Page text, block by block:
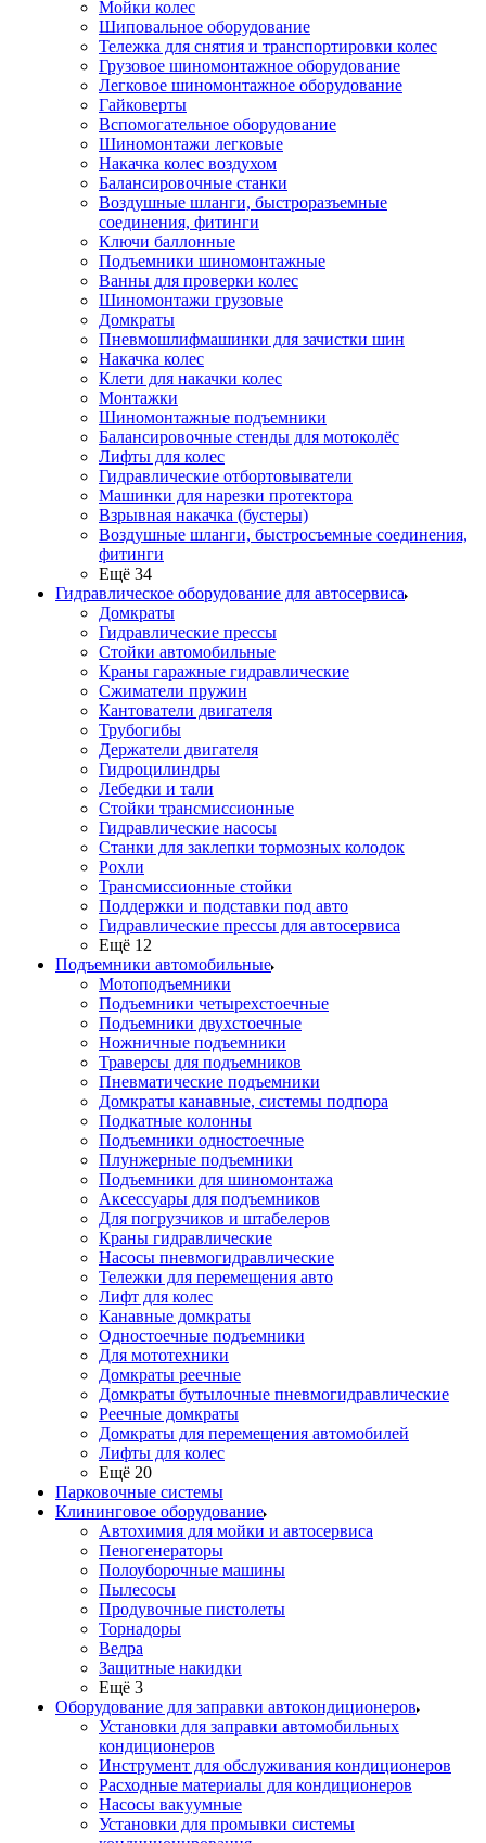
Мойки колес
Шиповальное оборудование
Тележка для снятия и транспортировки колес
Грузовое шиномонтажное оборудование
Легковое шиномонтажное оборудование
Гайковерты
Вспомогательное оборудование
Шиномонтажи легковые
Накачка колес воздухом
Балансировочные станки
Воздушные шланги, быстроразъемные
соединения, фитинги
Ключи баллонные
Подъемники шиномонтажные
Ванны для проверки колес
Шиномонтажи грузовые
Домкраты
Пневмошлифмашинки для зачистки шин
Накачка колес
Клети для накачки колес
Монтажки
Шиномонтажные подъемники
Балансировочные стенды для мотоколёс
Лифты для колес
Гидравлические отбортовыватели
Машинки для нарезки протектора
Взрывная накачка (бустеры)
Воздушные шланги, быстросъемные соединения,
фитинги
Ещё 34
Гидравлическое оборудование для автосервиса
Домкраты
Гидравлические прессы
Стойки автомобильные
Краны гаражные гидравлические
Сжиматели пружин
Кантователи двигателя
Трубогибы
Держатели двигателя
Гидроцилиндры
Лебедки и тали
Стойки трансмиссионные
Гидравлические насосы
Cтанки для заклепки тормозных колодок
Рохли
Трансмиссионные стойки
Поддержки и подставки под авто
Гидравлические прессы для автосервиса
Ещё 12
Подъемники автомобильные
Мотоподъемники
Подъемники четырехстоечные
Подъемники двухстоечные
Ножничные подъемники
Траверсы для подъемников
Пневматические подъемники
Домкраты канавные, системы подпора
Подкатные колонны
Подъемники одностоечные
Плунжерные подъемники
Подъемники для шиномонтажа
Аксессуары для подъемников
Для погрузчиков и штабелеров
Краны гидравлические
Насосы пневмогидравлические
Тележки для перемещения авто
Лифт для колес
Канавные домкраты
Одностоечные подъемники
Для мототехники
Домкраты реечные
Домкраты бутылочные пневмогидравлические
Реечные домкраты
Домкраты для перемещения автомобилей
Лифты для колес
Ещё 20
Парковочные системы
Клининговое оборудование
Автохимия для мойки и автосервиса
Пеногенераторы
Полоуборочные машины
Пылесосы
Продувочные пистолеты
Торнадоры
Ведра
Защитные накидки
Ещё 3
Оборудование для заправки автокондиционеров
Установки для заправки автомобильных
кондиционеров
Инструмент для обслуживания кондиционеров
Расходные материалы для кондиционеров
Насосы вакуумные
Установки для промывки системы